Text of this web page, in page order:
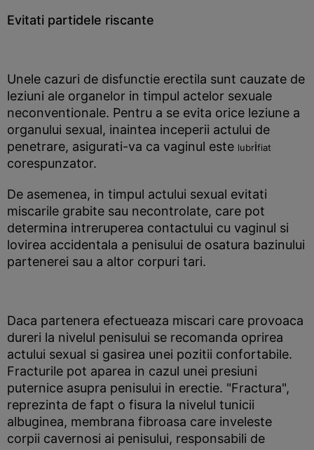
Evitati partidele riscante
Unele cazuri de disfunctie erectila sunt cauzate de
leziuni ale organelor in timpul actelor sexuale
neconventionale. Pentru a se evita orice leziune a
organului sexual, inaintea inceperii actului de
penetrare, asigurati-va ca vaginul este lubrifiat
corespunzator.
De asemenea, in timpul actului sexual evitati
miscarile grabite sau necontrolate, care pot
determina intreruperea contactului cu vaginul si
lovirea accidentala a penisului de osatura bazinului
partenerei sau a altor corpuri tari.
Daca partenera efectueaza miscari care provoaca
dureri la nivelul penisului se recomanda oprirea
actului sexual si gasirea unei pozitii confortabile.
Fracturile pot aparea in cazul unei presiuni
puternice asupra penisului in erectie. "Fractura",
reprezinta de fapt o fisura la nivelul tunicii
albuginea, membrana fibroasa care inveleste
corpii cavernosi ai penisului, responsabili de